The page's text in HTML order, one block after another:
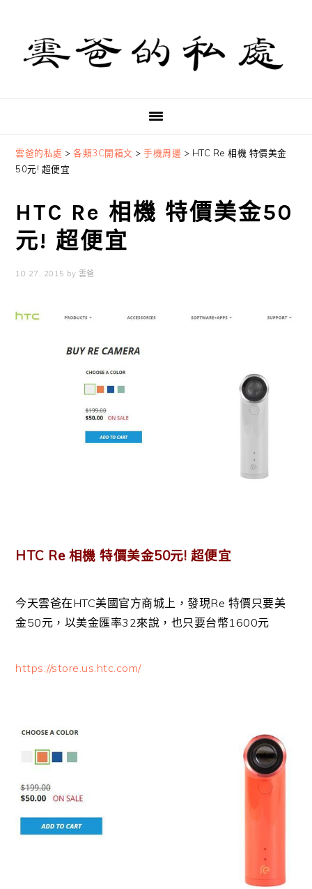
primary
navigation
content
primary
sidebar
雲爸的私處 >各類3C開箱文 >手機周邊 > HTC Re 相機 特價美金
50元! 超便宜
HTC Re 相機 特價美金50
元! 超便宜
10 27, 2015 by 雲爸
HTC Re 相機 特價美金50元! 超便宜
今天雲爸在HTC美國官方商城上，發現Re 特價只要美
金50元，以美金匯率32來說，也只要台幣1600元
https://store.us.htc.com/